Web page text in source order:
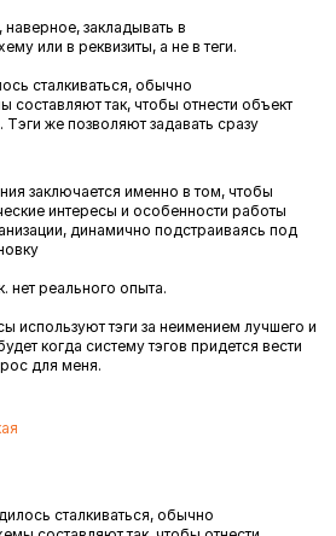
закладывать в
или в реквизиты, а не в теги.
сталкиваться, обычно
составляют так, чтобы отнести объект
Тэги же позволяют задавать сразу
заключается именно в том, чтобы
интересы и особенности работы
динамично подстраиваясь под
нет реального опыта.
используют тэги за неимением лучшего и
когда систему тэгов придется вести
для меня.
сталкиваться, обычно